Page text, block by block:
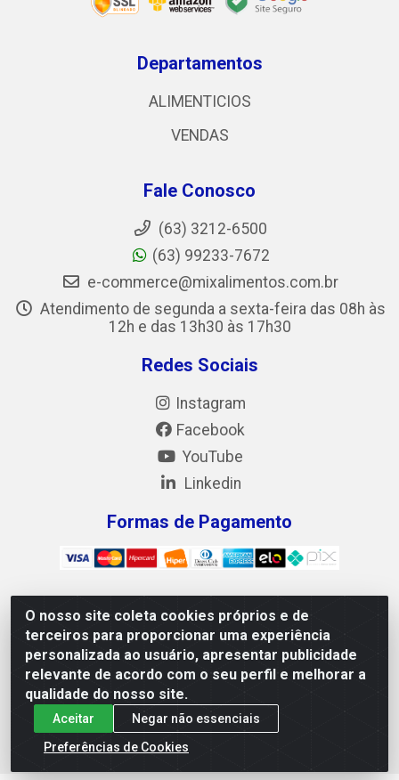
O nosso site coleta cookies próprios e de
terceiros para proporcionar uma experiência
personalizada ao usuário, apresentar publicidade
relevante de acordo com o seu perfil e melhorar a
qualidade do nosso site.
Aceitar
Negar não essenciais
Preferências de Cookies
Departamentos
ALIMENTICIOS
VENDAS
Fale Conosco
(63) 3212-6500
(63) 99233-7672
e-commerce@mixalimentos.com.br
Atendimento de segunda a sexta-feira das 08h às
12h e das 13h30 às 17h30
Redes Sociais
Instagram
Facebook
YouTube
Linkedin
Formas de Pagamento
Mix Alimentos LTDA - Quadra Asr Ne 55 (412 Norte), Alameda
02, S/N - Plano Diretor Norte, Palmas/TO - CEP 77.006-540 -
CNPJ 05.922.500/0001-02